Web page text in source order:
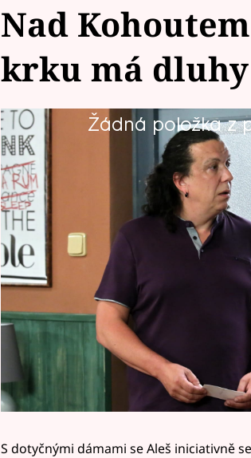
Nad
krku má
Žádná položka z
Alešovi se totiž ani za mák nelíbí,
vybírali od žen peníze.
S dotyčnými dámami se Aleš iniciativně